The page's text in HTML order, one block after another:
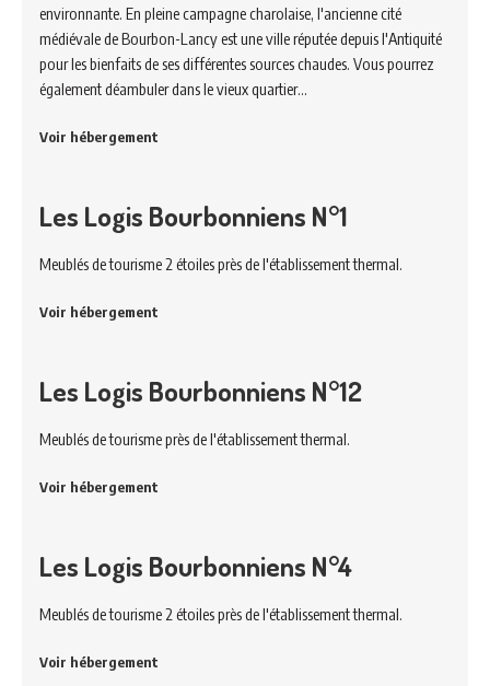
environnante. En pleine campagne charolaise, l'ancienne cité
médiévale de Bourbon-Lancy est une ville réputée depuis l'Antiquité
pour les bienfaits de ses différentes sources chaudes. Vous pourrez
également déambuler dans le vieux quartier…
Voir hébergement
Les Logis Bourbonniens N°1
Meublés de tourisme 2 étoiles près de l'établissement thermal.
Voir hébergement
Les Logis Bourbonniens N°12
Meublés de tourisme près de l'établissement thermal.
Voir hébergement
Les Logis Bourbonniens N°4
Meublés de tourisme 2 étoiles près de l'établissement thermal.
Voir hébergement